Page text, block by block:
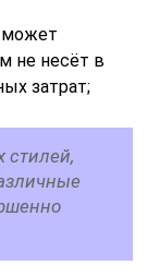
может
не несёт в
затрат;
стилей,